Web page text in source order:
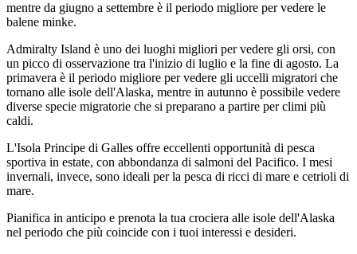
mentre da giugno a settembre è il periodo migliore per vedere le
balene minke.
Admiralty Island è uno dei luoghi migliori per vedere gli orsi, con
un picco di osservazione tra l'inizio di luglio e la fine di agosto. La
primavera è il periodo migliore per vedere gli uccelli migratori che
tornano alle isole dell'Alaska, mentre in autunno è possibile vedere
diverse specie migratorie che si preparano a partire per climi più
caldi.
L'Isola Principe di Galles offre eccellenti opportunità di pesca
sportiva in estate, con abbondanza di salmoni del Pacifico. I mesi
invernali, invece, sono ideali per la pesca di ricci di mare e cetrioli di
mare.
Pianifica in anticipo e prenota la tua crociera alle isole dell'Alaska
nel periodo che più coincide con i tuoi interessi e desideri.